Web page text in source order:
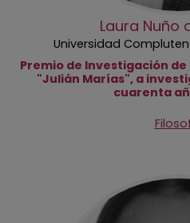
Laura Nuño
Universidad
Premio de Investigación
"Julián Marías", a
cuarenta